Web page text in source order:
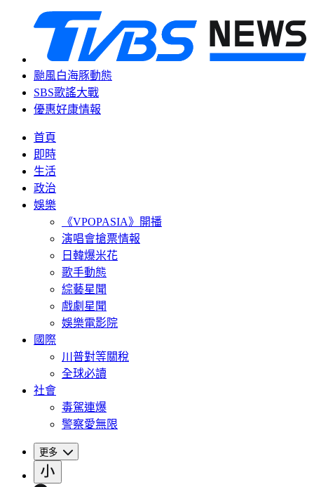
颱風白海豚動態
SBS歌謠大戰
優惠好康情報
首頁
即時
生活
政治
娛樂
《VPOPASIA》開播
演唱會搶票情報
日韓爆米花
歌手動態
綜藝星聞
戲劇星聞
娛樂電影院
國際
川普對等關稅
全球必讀
社會
毒駕連爆
警察愛無限
更多